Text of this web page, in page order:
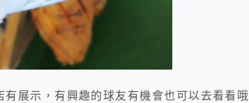
展示，有興趣的球友有機會也可以去看看哦